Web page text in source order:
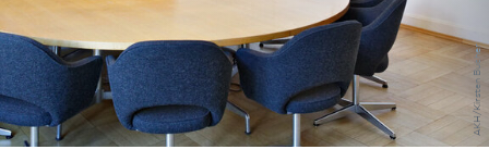
AKH/Kirsten Bucher